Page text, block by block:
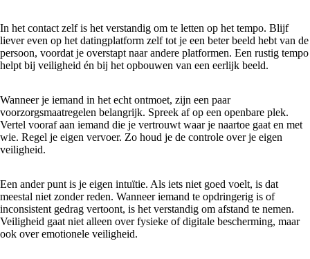
In het contact zelf is het verstandig om te letten op het tempo. Blijf
liever even op het datingplatform zelf tot je een beter beeld hebt van de
persoon, voordat je overstapt naar andere platformen. Een rustig tempo
helpt bij veiligheid én bij het opbouwen van een eerlijk beeld.
Wanneer je iemand in het echt ontmoet, zijn een paar
voorzorgsmaatregelen belangrijk. Spreek af op een openbare plek.
Vertel vooraf aan iemand die je vertrouwt waar je naartoe gaat en met
wie. Regel je eigen vervoer. Zo houd je de controle over je eigen
veiligheid.
Een ander punt is je eigen intuïtie. Als iets niet goed voelt, is dat
meestal niet zonder reden. Wanneer iemand te opdringerig is of
inconsistent gedrag vertoont, is het verstandig om afstand te nemen.
Veiligheid gaat niet alleen over fysieke of digitale bescherming, maar
ook over emotionele veiligheid.